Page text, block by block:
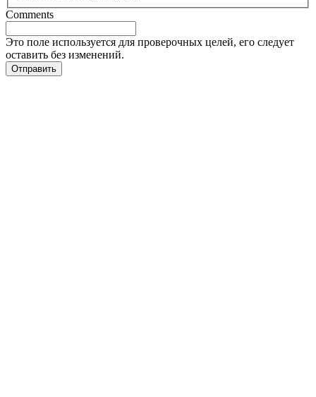
Comments
Это поле используется для проверочных целей, его следует
оставить без изменений.